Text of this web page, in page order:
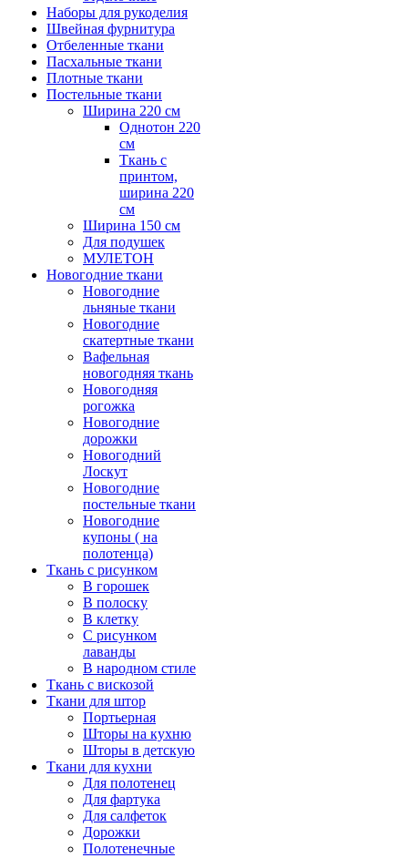
Наборы для рукоделия
Швейная фурнитура
Отбеленные ткани
Пасхальные ткани
Плотные ткани
Постельные ткани
Ширина 220 см
Однотон 220
см
Ткань с
принтом,
ширина 220
см
Ширина 150 см
Для подушек
МУЛЕТОН
Новогодние ткани
Новогодние
льняные ткани
Новогодние
скатертные ткани
Вафельная
новогодняя ткань
Новогодняя
рогожка
Новогодние
дорожки
Новогодний
Лоскут
Новогодние
постельные ткани
Новогодние
купоны ( на
полотенца)
Ткань с рисунком
В горошек
В полоску
В клетку
С рисунком
лаванды
В народном стиле
Ткань с вискозой
Ткани для штор
Портьерная
Шторы на кухню
Шторы в детскую
Ткани для кухни
Для полотенец
Для фартука
Для салфеток
Дорожки
Полотенечные